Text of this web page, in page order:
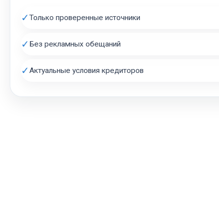
✓Только проверенные источники
✓ Без рекламных обещаний
✓Актуальные условия кредиторов